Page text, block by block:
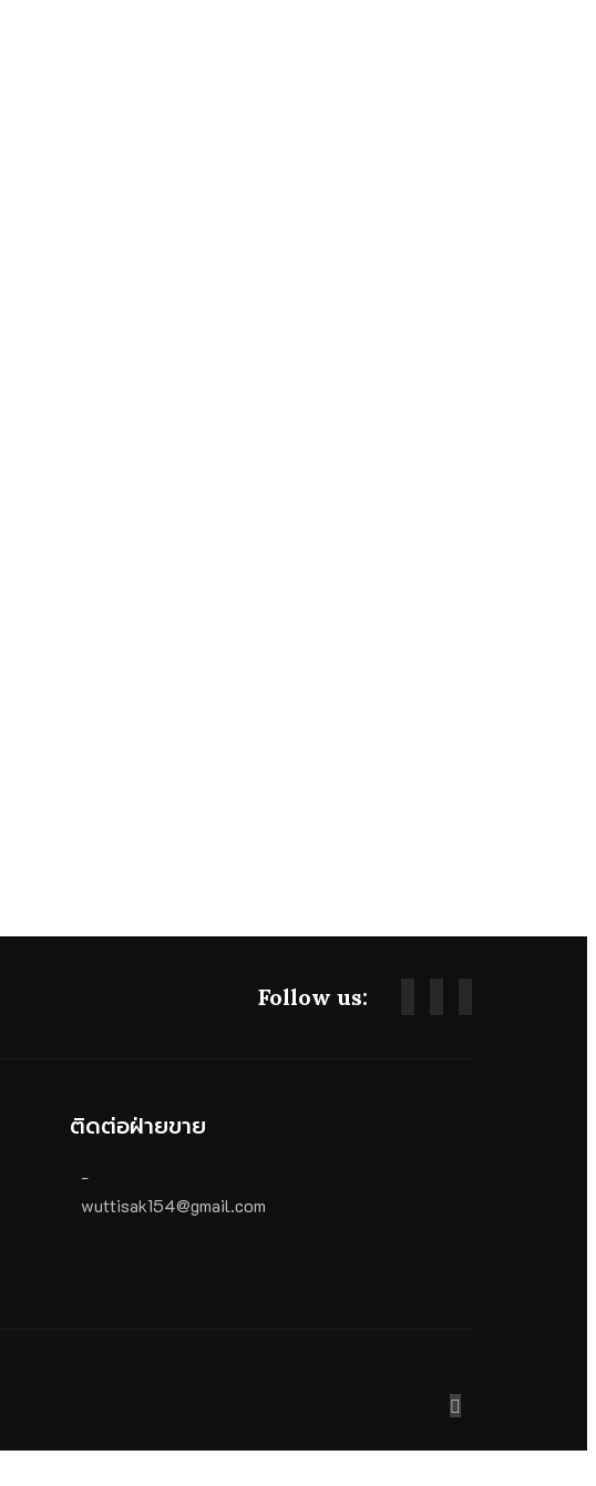
Follow us:
ติดต่อฝ่ายขาย
-
wuttisak154@gmail.com